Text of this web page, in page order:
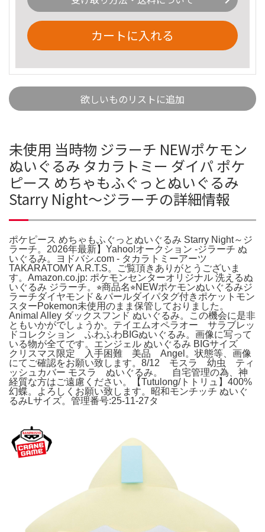
カートに入れる
欲しいものリストに追加
未使用 当時物 ジラーチ NEWポケモン
ぬいぐるみ タカラトミー ダイパ ポケ
ピース めちゃもふぐっとぬいぐるみ
Starry Night～ジラーチの詳細情報
ポケピース めちゃもふぐっとぬいぐるみ Starry Night～ジ
ラーチ。2026年最新】Yahoo!オークション -ジラーチ ぬ
いぐるみ。ヨドバシ.com - タカラトミーアーツ
TAKARATOMY A.R.T.S。ご覧頂きありがとうございま
す。Amazon.co.jp: ポケモンセンターオリジナル 洗えるぬ
いぐるみ ジラーチ。⭐︎商品名⭐︎NEWポケモンぬいぐるみジ
ラーチダイヤモンド＆パールダイパタグ付きポケットモン
スターPokemon未使用のまま保管しておりました。
Animal Alley ダックスフンド ぬいぐるみ。この機会に是非
ともいかがでしょうか。テイエムオペラオー サラブレッ
ドコレクション ふわふわBIGぬいぐるみ。画像に写って
いる物が全てです。エンジェル ぬいぐるみ BIGサイズ
クリスマス限定 入手困難 美品 Angel。状態等、画像
にてご確認をお願い致します。8/12 モスラ 幼虫 ティ
ッシュカバー モスラ ぬいぐるみ。 自宅管理の為、神
経質な方はご遠慮ください。【Tutulong/トトリュ】400%
幻蝶。よろしくお願い致します。昭和モンチッチ ぬいぐ
るみLサイズ。管理番号:25-11-27タ